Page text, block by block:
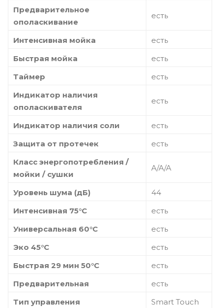
Предварительное
ополаскивание
есть
Интенсивная мойка
есть
Быстрая мойка
есть
Таймер
есть
Индикатор наличия
ополаскивателя
есть
Индикатор наличия соли
есть
Защита от протечек
есть
Класс энергопотребления /
мойки / сушки
A/A/A
Уровень шума (дБ)
44
Интенсивная 75°C
есть
Универсальная 60°C
есть
Эко 45°C
есть
Быстрая 29 мин 50°C
есть
Предварительная
есть
Тип управления
Smart Touch